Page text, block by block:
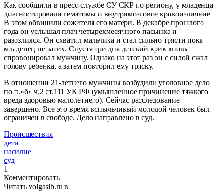
Как сообщили в пресс-службе СУ СКР по региону, у младенца
диагностировали гематомы и внутримозговое кровоизлияние.
В этом обвинили сожителя его матери. В декабре прошлого
года он услышал плач четырехмесячного пасынка и
разозлился. Он схватил мальчика и стал сильно трясти пока
младенец не затих. Спустя три дня детский крик вновь
спровоцировал мужчину. Однако на этот раз он с силой сжал
голову ребенка, а затем повторил ему тряску.
В отношении 21-летнего мужчины возбудили уголовное дело
по п.«б» ч.2 ст.111 УК РФ (умышленное причинение тяжкого
вреда здоровью малолетнего). Сейчас расследование
завершено. Все это время вспыльчивый молодой человек был
ограничен в свободе. Дело направлено в суд.
Происшествия
дети
насилие
суд
1
Комментировать
Читать volgasib.ru в